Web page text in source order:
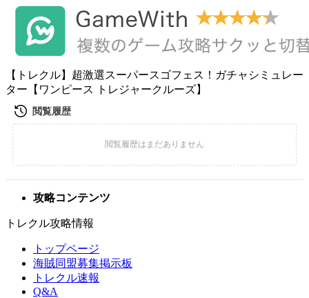
【トレクル】超激選スーパースゴフェス！ガチャシミュレー
ター【ワンピース トレジャークルーズ】
攻略コンテンツ
トレクル攻略情報
トップページ
海賊同盟募集掲示板
トレクル速報
Q&A